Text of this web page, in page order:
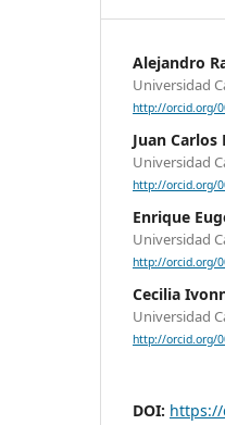
Alejandro
Universidad
http://orcid.org/
Juan Carlos
Universidad
http://orcid.org/
Enrique
Universidad
http://orcid.org/
Cecilia
Universidad
http://orcid.org/
DOI: https://